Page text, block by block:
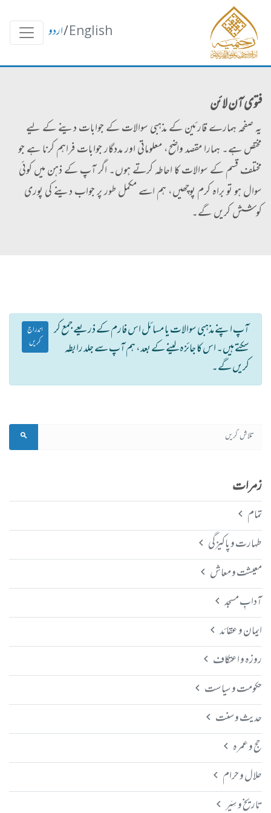
English
/اردو
فتوی آن لائن
یہ صفحہ ہمارے قارئین کے مذہبی سوالات کے جوابات دینے کے لیے
مختص ہے۔ ہمارا مقصد واضح، معلوماتی اور مددگار جوابات فراہم کرنا ہے جو
مختلف قسم کے سوالات کا احاطہ کرتے ہوں۔ اگر آپ کے ذہن میں کوئی
سوال ہو تو براہ کرم پوچھیں، ہم اسے مکمل طور پر جواب دینے کی پوری
کوشش کریں گے۔
آپ اپنے مذہبی سوالات یا مسائل اس فارم کے ذریعے جمع کر
سکتے ہیں۔ اس کا جائزہ لینے کے بعد، ہم آپ سے جلد رابطہ
کریں گے۔
اندراج
کریں
زمرات
تمام
طہارت و پاکیزگی
معیشت و معاش
آدابِ مسجد
ایمان و عقائد
روزہ و اعتکاف
حکومت و سیاست
حدیث و سنت
حج و عمرہ
حلال و حرام
تاریخ و سِیَر